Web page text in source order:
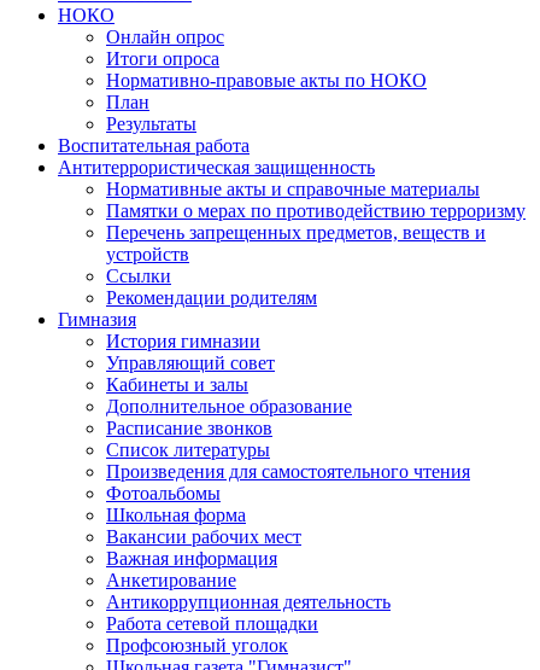
НОКО
Онлайн опрос
Итоги опроса
Нормативно-правовые акты по НОКО
План
Результаты
Воспитательная работа
Антитеррористическая защищенность
Нормативные акты и справочные материалы
Памятки о мерах по противодействию терроризму
Перечень запрещенных предметов, веществ и
устройств
Ссылки
Рекомендации родителям
Гимназия
История гимназии
Управляющий совет
Кабинеты и залы
Дополнительное образование
Расписание звонков
Список литературы
Произведения для самостоятельного чтения
Фотоальбомы
Школьная форма
Вакансии рабочих мест
Важная информация
Анкетирование
Антикоррупционная деятельность
Работа сетевой площадки
Профсоюзный уголок